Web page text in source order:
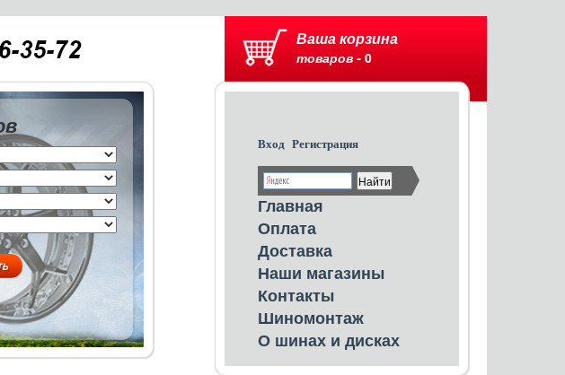
Ваша корзина
товаров - 0
Вход Регистрация
Главная
Оплата
Доставка
Наши магазины
Контакты
Шиномонтаж
О шинах и дисках